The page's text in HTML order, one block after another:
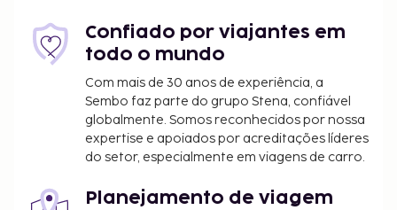
estadia
Incluímos todas as taxas que o alojamento nos
comunicou.
O alojamento disponibiliza check-in sem
contacto e check-out sem contacto.
Confiado por viajantes em
todo o mundo
Com mais de 30 anos de experiência, a
Sembo faz parte do grupo Stena, confiável
globalmente. Somos reconhecidos por nossa
expertise e apoiados por acreditações líderes
do setor, especialmente em viagens de carro.
Planejamento de viagem